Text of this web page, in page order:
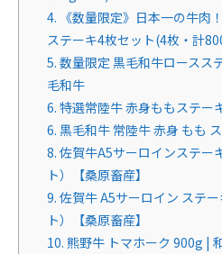
4. 《数量限定》日本一の牛肉
ステーキ4枚セット(4枚・計
5. 数量限定 黒毛和牛ロースス
毛和牛
6. 特選常陸牛 赤身ももステー
6. 黒毛和牛 常陸牛 赤身 もも
8. 佐賀牛A5サーロインステー
ト）【桑原畜産】
9. 佐賀牛 A5サーロイン ステ
ト）【桑原畜産】
10. 熊野牛 トマホーク 900g |